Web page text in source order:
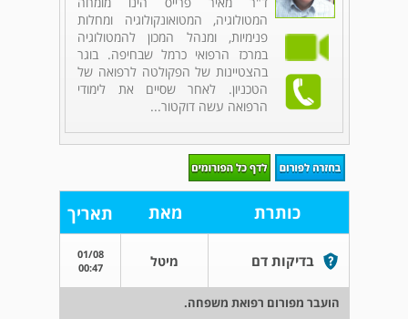
המטולוגיה, המטואונקולוגיה ומחלות
פנימיות, ומנהל המכון להמטולוגיה
במרכז הרפואי כרמל שבחיפה. בוגר
בהצטיינות של הפקולטה לרפואה של
הטכניון. לאחר שסיים את לימודי
הרפואה עשה דוקטור...
כותרת מאת תאריך
בדיקות דם מיטל
01/08
00:47
הועבר מפורום רפואת משפחה.